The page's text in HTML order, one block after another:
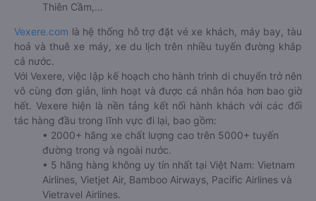
Thiên Cầm,...
Vexere.com là hệ thống hỗ trợ đặt vé xe khách, máy bay, tàu
hoả và thuê xe máy, xe du lịch trên nhiều tuyến đường khắp
cả nước.
Với Vexere, việc lập kế hoạch cho hành trình di chuyển trở nên
vô cùng đơn giản, linh hoạt và được cá nhân hóa hơn bao giờ
hết. Vexere hiện là nền tảng kết nối hành khách với các đối
tác hàng đầu trong lĩnh vực đi lại, bao gồm:
• 2000+ hãng xe chất lượng cao trên 5000+ tuyến
đường trong và ngoài nước.
• 5 hãng hàng không uy tín nhất tại Việt Nam: Vietnam
Airlines, Vietjet Air, Bamboo Airways, Pacific Airlines và
Vietravel Airlines.